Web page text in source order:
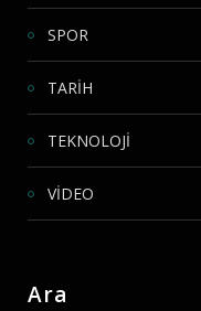
SPOR
TARİH
TEKNOLOJİ
VİDEO
Ara